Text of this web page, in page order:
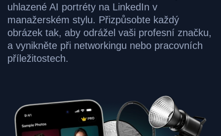
uhlazené AI portréty na LinkedIn v
manažerském stylu. Přizpůsobte každý
obrázek tak, aby odrážel vaši profesní značku,
a vynikněte při networkingu nebo pracovních
příležitostech.